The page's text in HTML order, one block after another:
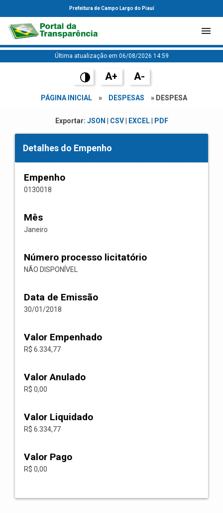
Prefeitura de Campo Largo do Piauí
Última atualização em 06/08/2026 14:59
A+ A-
PÁGINA INICIAL » DESPESAS » DESPESA
Exportar: JSON CSV| EXCEL| PDF
Detalhes do Empenho
Empenho
0130018
Mês
Janeiro
Número processo licitatório
NÃO DISPONÍVEL
Data de Emissão
30/01/2018
Valor Empenhado
R$ 6.334,77
Valor Anulado
R$ 0,00
Valor Liquidado
R$ 6.334,77
Valor Pago
R$ 0,00